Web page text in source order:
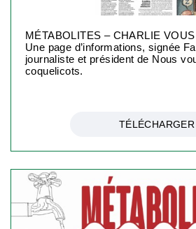
MÉTABOLITES – CHARLIE
Une page d’informations, signée
journaliste et président de Nous
coquelicots.
TÉLÉCHARGER